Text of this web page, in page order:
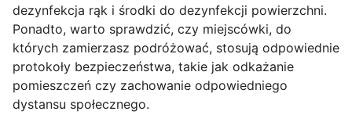
dezynfekcja rąk i środki do dezynfekcji powierzchni.
Ponadto, warto sprawdzić, czy miejscówki, do
których zamierzasz podróżować, stosują odpowiednie
protokoły bezpieczeństwa, takie jak odkażanie
pomieszczeń czy zachowanie odpowiedniego
dystansu społecznego.